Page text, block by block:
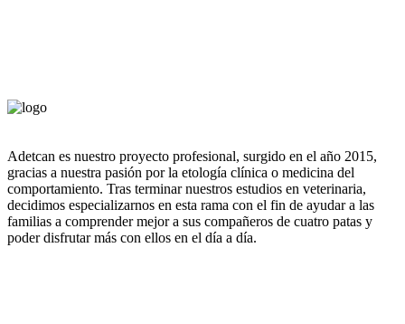
Adetcan es nuestro proyecto profesional, surgido en el año 2015,
gracias a nuestra pasión por la etología clínica o medicina del
comportamiento. Tras terminar nuestros estudios en veterinaria,
decidimos especializarnos en esta rama con el fin de ayudar a las
familias a comprender mejor a sus compañeros de cuatro patas y
poder disfrutar más con ellos en el día a día.